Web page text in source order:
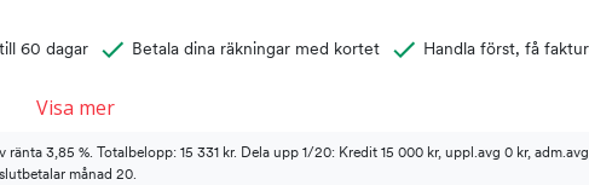
60 dagar Betala dina räkningar med kortet Handla först, få
Visa mer
3,85 %. Totalbelopp: 15 331 kr. Dela upp 1/20: Kredit 15 000 kr, uppl.avg 0 kr,
månad 20.